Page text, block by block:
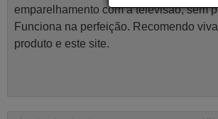
emparelhamento com a televisão, sem
Funciona na perfeição. Recomendo
produto e este site.